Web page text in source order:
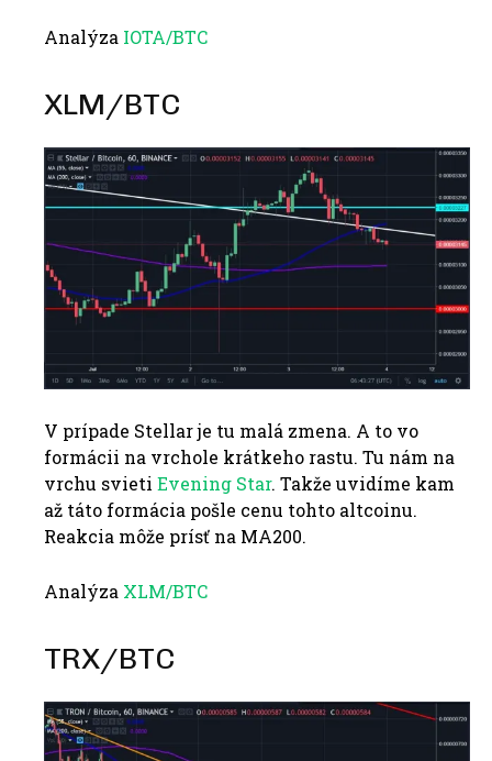
Analýza IOTA/BTC
XLM/BTC
V prípade Stellar je tu malá zmena. A to vo
formácii na vrchole krátkeho rastu. Tu nám na
vrchu svieti Evening Star. Takže uvidíme kam
až táto formácia pošle cenu tohto altcoinu.
Reakcia môže prísť na MA200.
Analýza XLM/BTC
TRX/BTC